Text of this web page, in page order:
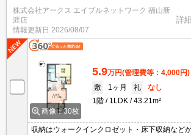
スⅡ曙」はいかがでしょうか。収納はウォーク
下収納など豊富なので、広々と空間を利用する
関先まで覗き穴を覗きに行かなくてもインター
のかを確認できます。新しい生活にお勧めなの
トです。
株式会社アークス エイブルネットワーク 福山新
涯店
情報更新日 2026/08/07
詳
画像：30枚
5.9万円(管理費等：4,000円)
敷
1ヶ月 礼
なし
1階
1LDK 43.21m²
収納はウォークインクロゼット・床下収納など